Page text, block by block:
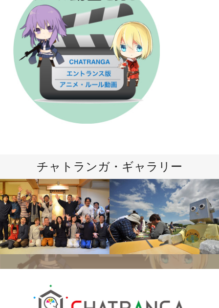
チャトランガ・ギャラリー